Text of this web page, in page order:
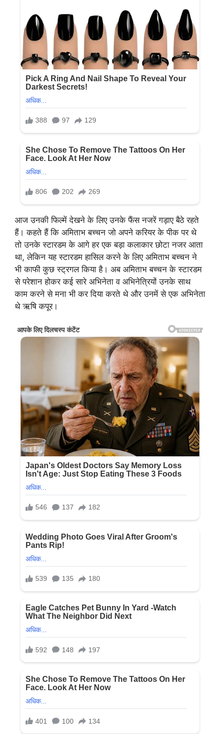
आज उनकी फिल्में देखने के लिए उनके फैंस नजरें गड़ाए बैठे रहते
हैं। कहते हैं कि अमिताभ बच्चन जो अपने करियर के पीक पर थे
तो उनके स्टारडम के आगे हर एक बड़ा कलाकार छोटा नजर आता
था, लेकिन यह स्टारडम हासिल करने के लिए अमिताभ बच्चन ने
भी काफी कुछ स्ट्रगल किया है। अब अमिताभ बच्चन के स्टारडम
से परेशान होकर कई सारे अभिनेता व अभिनेत्रियों उनके साथ
काम करने से मना भी कर दिया करते थे और उनमें से एक अभिनेता
थे ऋषि कपूर।